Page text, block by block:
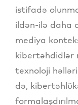
istifadə
ildən-ilə daha
mediya
kibertəhdidlər
texnoloji
də,